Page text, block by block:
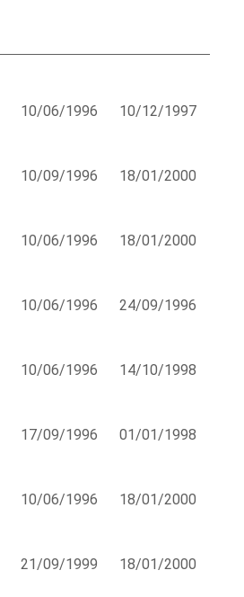
10/06/1996 10/12/1997
10/09/1996 18/01/2000
10/06/1996 18/01/2000
10/06/1996 24/09/1996
10/06/1996 14/10/1998
17/09/1996 01/01/1998
10/06/1996 18/01/2000
21/09/1999 18/01/2000